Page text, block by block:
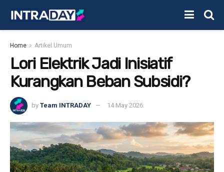
Home Artikel Umum
Lori Elektrik Jadi Inisiatif
Kurangkan Beban Subsidi?
by Team INTRADAY 14 May 2026